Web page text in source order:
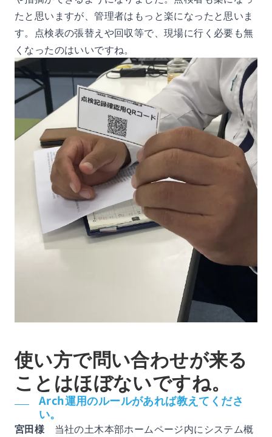
たと思いますが、管理者はもっと楽になったと思いま
す。点検表の張替えや回収等で、現場に行く必要も無
くなったのはいいですね。
使い方で問い合わせが来る
ことはほぼないですね。
Arch運用のルールがあれば教えてくださ
い。
宮田様当社の土木本部ホームページ内にシステム概